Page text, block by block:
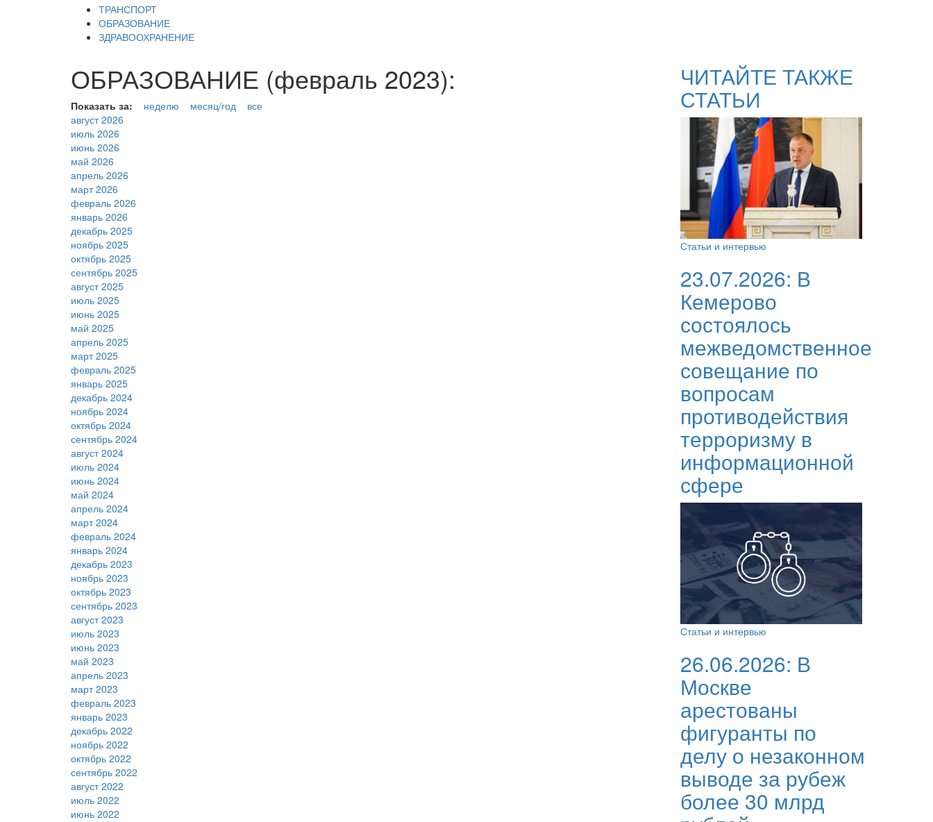
ТРАНСПОРТ
ОБРАЗОВАНИЕ
ЗДРАВООХРАНЕНИЕ
ОБРАЗОВАНИЕ (февраль 2023):
Показать за: неделю месяц/год
все
август 2026
июль 2026
июнь 2026
май 2026
апрель 2026
март 2026
февраль 2026
январь 2026
декабрь 2025
ноябрь 2025
октябрь 2025
сентябрь 2025
август 2025
июль 2025
июнь 2025
май 2025
апрель 2025
март 2025
февраль 2025
январь 2025
декабрь 2024
ноябрь 2024
октябрь 2024
сентябрь 2024
август 2024
июль 2024
июнь 2024
май 2024
апрель 2024
март 2024
февраль 2024
январь 2024
декабрь 2023
ноябрь 2023
октябрь 2023
сентябрь 2023
август 2023
июль 2023
июнь 2023
май 2023
апрель 2023
март 2023
февраль 2023
январь 2023
декабрь 2022
ноябрь 2022
октябрь 2022
сентябрь 2022
август 2022
июль 2022
июнь 2022
ЧИТАЙТЕ ТАКЖЕ
СТАТЬИ
Статьи и интервью
23.07.2026: В
Кемерово
состоялось
межведомственное
совещание по
вопросам
противодействия
терроризму в
информационной
сфере
Статьи и интервью
26.06.2026: В
Москве
арестованы
фигуранты по
делу о незаконном
выводе за рубеж
более 30 млрд